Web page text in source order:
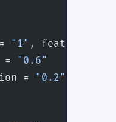
"1" , features = [
= "0.6"
= "0.2"